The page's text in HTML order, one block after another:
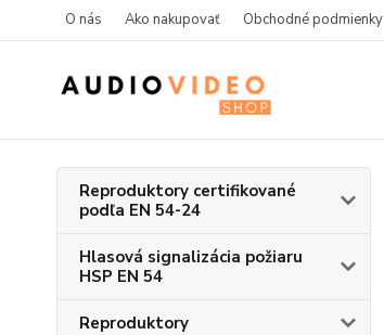
O nás Ako nakupovať Obchodné podmienky
Reproduktory certifikované
podľa EN 54-24
Hlasová signalizácia požiaru
HSP EN 54
Reproduktory